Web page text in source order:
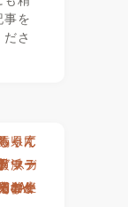
を
さ